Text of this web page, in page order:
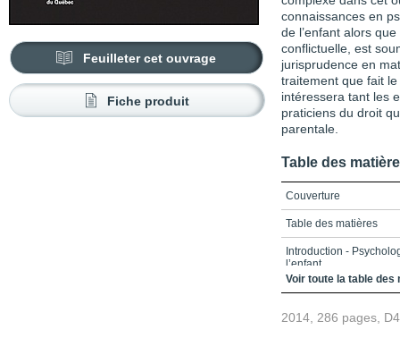
Feuilleter cet ouvrage
Fiche produit
connaissances en
de l’enfant alors
conflictuelle, est
jurisprudence en
traitement que fait
intéressera tant les
praticiens du droit
parentale.
Table des
Couverture
Table des matières
Introduction -
l’enfant
chapitre 1 - Penser la
Voir toute la table des
2014, 286 pages,